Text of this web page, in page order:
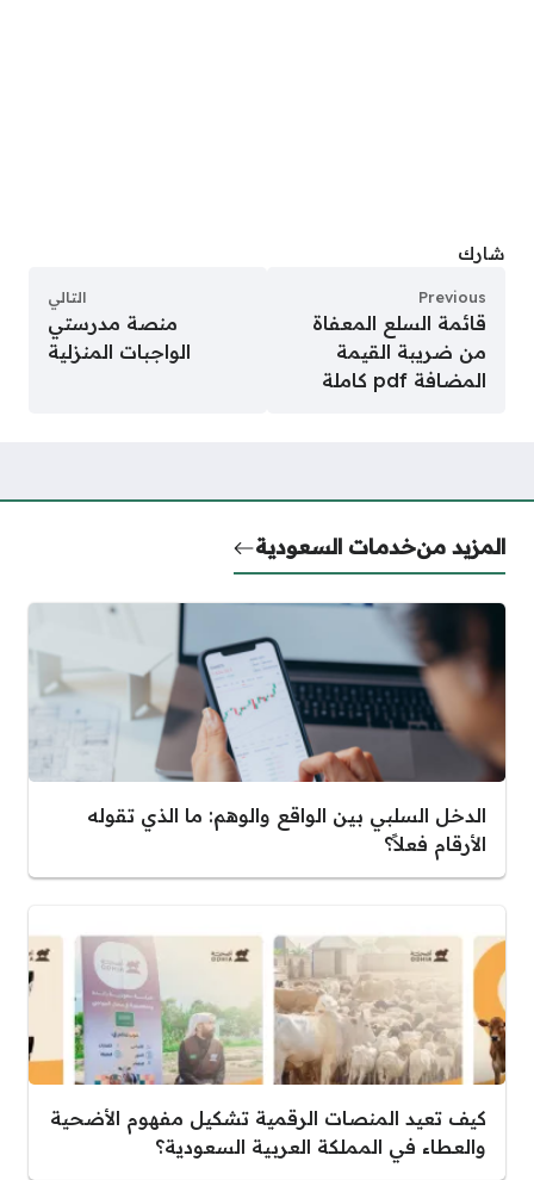
شارك
Previous
قائمة السلع المعفاة
من ضريبة القيمة
المضافة pdf كاملة
التالي
منصة مدرستي
الواجبات المنزلية
المزيد منخدمات السعودية
الدخل السلبي بين الواقع والوهم: ما الذي تقوله
الأرقام فعلاً؟
كيف تعيد المنصات الرقمية تشكيل مفهوم الأضحية
والعطاء في المملكة العربية السعودية؟